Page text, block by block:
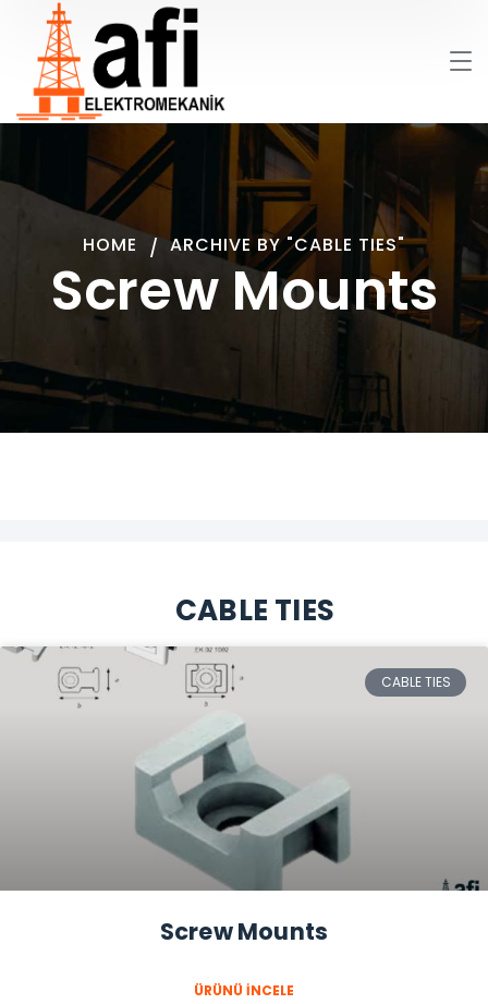
Screw Mounts
HOME ARCHIVE BY "CABLE TIES"
CABLE TIES
CABLE TIES
Screw Mounts
ÜRÜNÜ İNCELE